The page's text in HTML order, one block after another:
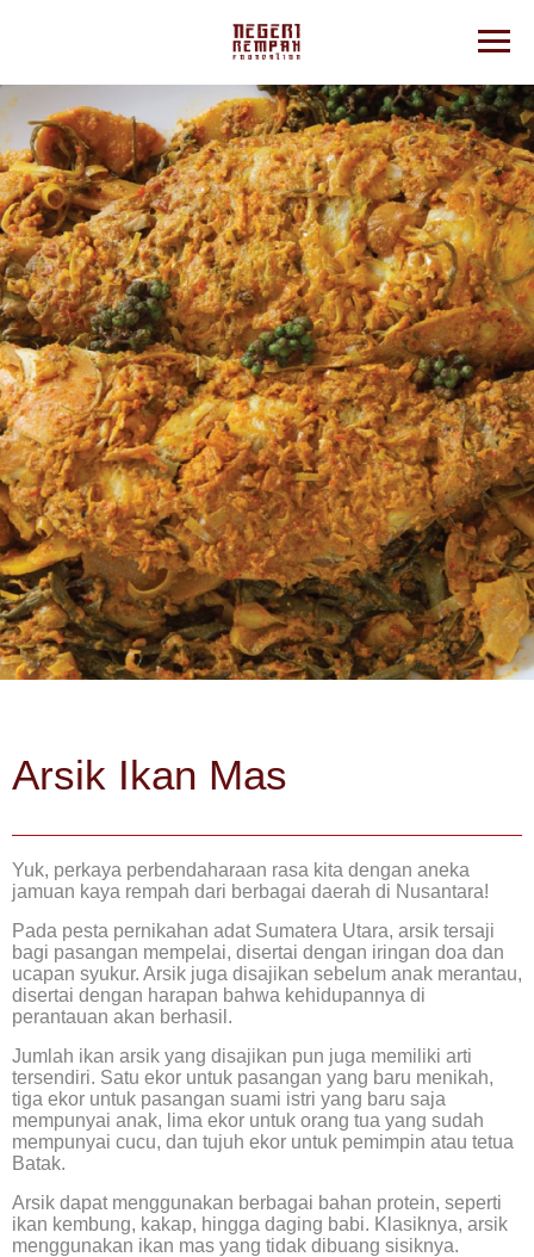
Arsik Ikan Mas
Yuk, perkaya perbendaharaan rasa kita dengan aneka
jamuan kaya rempah dari berbagai daerah di Nusantara!
Pada pesta pernikahan adat Sumatera Utara, arsik tersaji
bagi pasangan mempelai, disertai dengan iringan doa dan
ucapan syukur. Arsik juga disajikan sebelum anak merantau,
disertai dengan harapan bahwa kehidupannya di
perantauan akan berhasil.
Jumlah ikan arsik yang disajikan pun juga memiliki arti
tersendiri. Satu ekor untuk pasangan yang baru menikah,
tiga ekor untuk pasangan suami istri yang baru saja
mempunyai anak, lima ekor untuk orang tua yang sudah
mempunyai cucu, dan tujuh ekor untuk pemimpin atau tetua
Batak.
Arsik dapat menggunakan berbagai bahan protein, seperti
ikan kembung, kakap, hingga daging babi. Klasiknya, arsik
menggunakan ikan mas yang tidak dibuang sisiknya.